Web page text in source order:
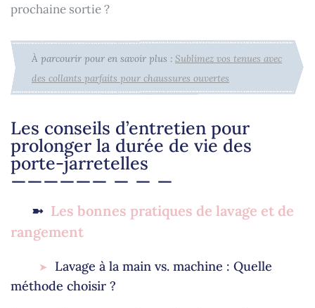
prochaine sortie ?
À parcourir pour en savoir plus : Sublimez vos tenues avec
des collants parfaits pour chaussures ouvertes
Les conseils d’entretien pour
prolonger la durée de vie des
porte-jarretelles
Les bonnes pratiques de lavage et de
rangement
Lavage à la main vs. machine : Quelle
méthode choisir ?